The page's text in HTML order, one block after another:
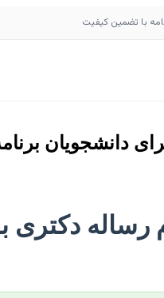
با تضمین کیفیت
دانشجویان
رساله